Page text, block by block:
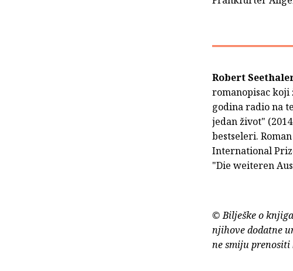
Robert
romanopisac koji
godina radio na
jedan život"
bestseleri.
International
"Die weiteren
© Bilješke o
njihove dodatne
ne smiju prenositi